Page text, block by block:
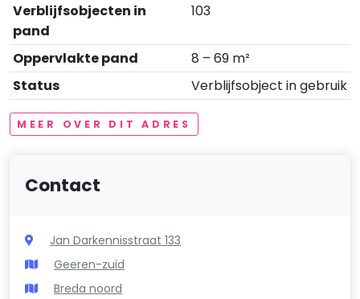
Verblijfsobjecten in
pand
103
Oppervlakte pand
8 – 69 m²
Status
Verblijfsobject in gebruik
MEER OVER DIT ADRES
Contact
Jan Darkennisstraat 133
Geeren-zuid
Breda noord